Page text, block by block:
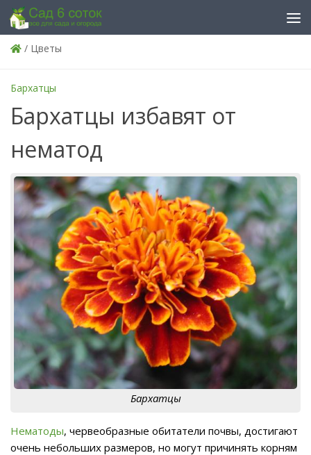
Skip to content
/ Цветы
Бархатцы
Бархатцы избавят от
нематод
Бархатцы
Нематоды, червеобразные обитатели почвы, достигают
очень небольших размеров, но могут причинять корням